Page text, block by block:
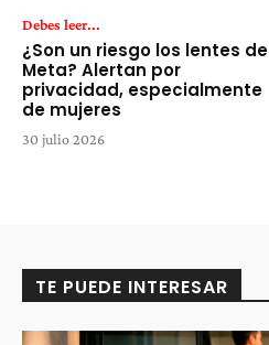
Debes leer...
¿Son un riesgo los lentes de
Meta? Alertan por
privacidad, especialmente
de mujeres
30 julio 2026
TE PUEDE INTERESAR